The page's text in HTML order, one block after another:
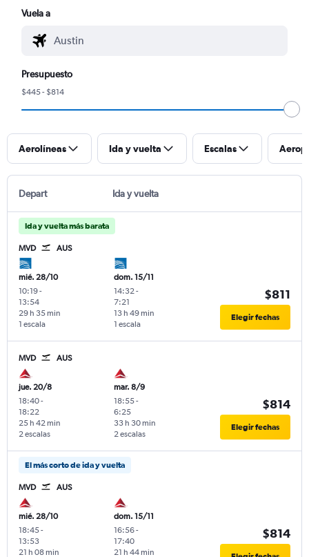
Vuela a
Presupuesto
$445 - $814
Aerolíneas Ida y vuelta Escalas
Depart Ida y vuelta
Ida y vuelta más barata
MVD AUS
mié. 28/10
10:19-
13:54
1 escala
29 h 35 min
dom. 15/11
14:32-
7:21
1 escala
13 h 49 min
$811
Elegir fechas
MVD AUS
jue. 20/8
18:40-
18:22
2 escalas
25 h 42 min
mar. 8/9
18:55-
6:25
2 escalas
33 h 30 min
$814
Elegir fechas
El más corto de ida y vuelta
MVD AUS
mié. 28/10
18:45-
13:53
21 h 08 min
dom. 15/11
16:56-
17:40
21 h 44 min
$814